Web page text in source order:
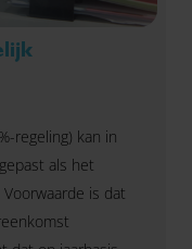
regeling) kan in
als het
is dat